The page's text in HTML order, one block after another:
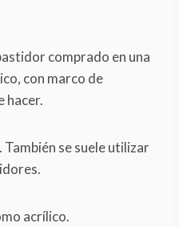
comprado en una
con marco de
hacer.
se suele utilizar
acrílico.